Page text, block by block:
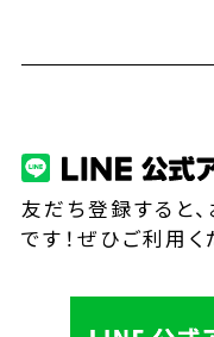
友だち登録すると
です！ぜひご利用く